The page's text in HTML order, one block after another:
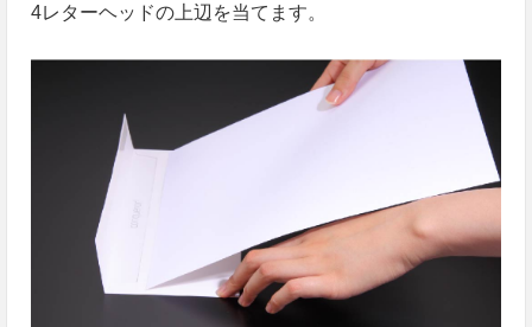
4レターヘッドの上辺を当てます。